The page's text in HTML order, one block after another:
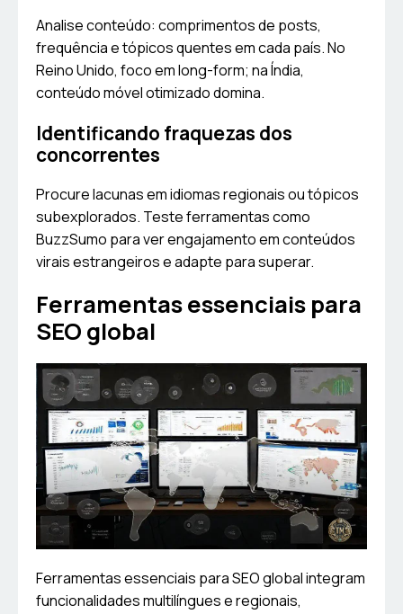
Analise conteúdo: comprimentos de posts,
frequência e tópicos quentes em cada país. No
Reino Unido, foco em long-form; na Índia,
conteúdo móvel otimizado domina.
Identificando fraquezas dos
concorrentes
Procure lacunas em idiomas regionais ou tópicos
subexplorados. Teste ferramentas como
BuzzSumo para ver engajamento em conteúdos
virais estrangeiros e adapte para superar.
Ferramentas essenciais para
SEO global
Ferramentas essenciais para SEO global integram
funcionalidades multilíngues e regionais,